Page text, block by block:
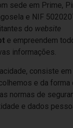
sede em Prime,
e NIF
do website
e empreendem
informações.
consiste
e da forma
normas de
e dados